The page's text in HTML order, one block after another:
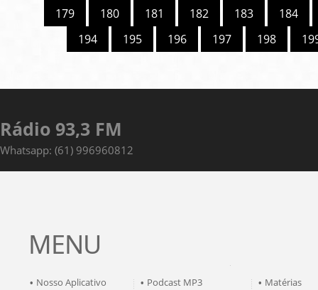
179
180 181 182 183
184
194
195 196 197 198
Rádio 93,3 FM
Whatsapp: (61) 996960812
MENU
• Nosso Aplicativo • Podcast MP3 • Matérias